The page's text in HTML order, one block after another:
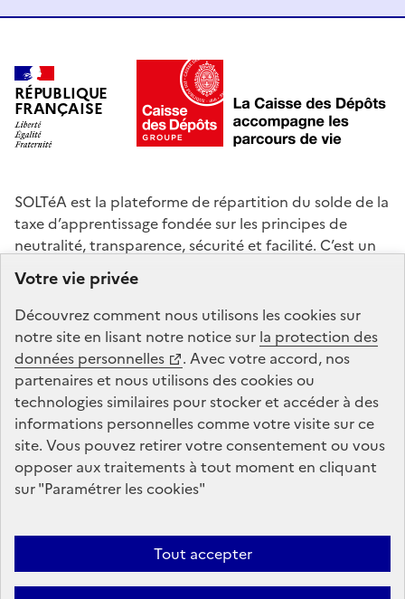
Votre vie privée
Découvrez comment nous utilisons lescookiessur
notre site en lisant notre notice sur la protection des
données personnelles
. Avec votre accord, nos
partenaires et nous utilisons descookiesou
technologies similaires pour stocker et accéder à des
informations personnelles comme votre visite sur ce
site. Vous pouvez retirer votre consentement ou vous
opposer aux traitements à tout moment en cliquant
sur "Paramétrer lescookies"
Tout accepter
RÉPUBLIQUE
FRANÇAISE
SOLTéA est la plateforme de répartition du solde de la
taxe d’apprentissage fondée sur les principes de
neutralité, transparence, sécurité et facilité. C’est un
service mandaté par les ministères chargés de
l’éducation et de l’enseignement supérieur. La Caisse
des Dépôts gère la plateforme de répartition du solde
de la taxe d’apprentissage : conception, animation,
maintenance, traitements informatiques et assistance
technique.
legifrance.gouv.fr
gouvernement.fr
service-public.fr
data.gouv.fr
Conditions Générales d’Utilisation
Données personnelles et cookies
Accessibilité : non conforme